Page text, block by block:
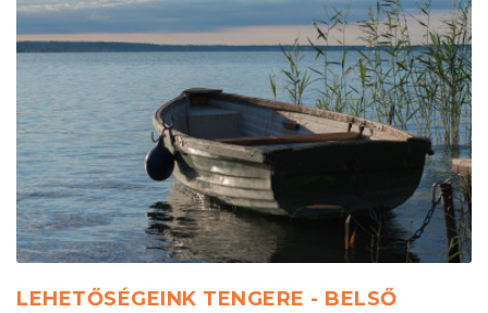
LEHETŐSÉGEINK TENGERE - BELSŐ